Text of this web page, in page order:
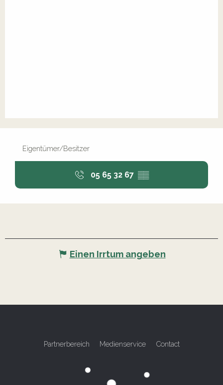
Eigentümer/Besitzer
05 65 32 67 ▒▒
Einen Irrtum angeben
Partnerbereich Medienservice Contact